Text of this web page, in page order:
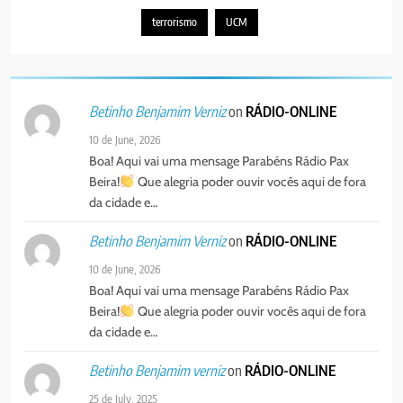
PORTUGUÊS
encontro de revitalização na
Diocese de Chimoio
PORTUGUÊS
“Um movimento eclesial sem
Cristo como centro é uma simples
organização humana” – defende o
Padre Mubango
MERCADO DE INHAMÍZUA:
TRANSFERÊNCIA DOS
VENDEDORES FOI ACEITE, MAS
PORTUGUÊS SOCIEDADE
terrorismo UCM
Betinho Benjamim Vernizon RÁDIO-ONLINE
10 de June, 2026
Boa! Aqui vai uma mensage Parabéns Rádio Pax
Beira!
Que alegria poder ouvir vocês aqui de fora
da cidade e…
Betinho Benjamim Vernizon RÁDIO-ONLINE
10 de June, 2026
Boa! Aqui vai uma mensage Parabéns Rádio Pax
Beira!
Que alegria poder ouvir vocês aqui de fora
da cidade e…
Betinho Benjamim vernizon RÁDIO-ONLINE
25 de July, 2025